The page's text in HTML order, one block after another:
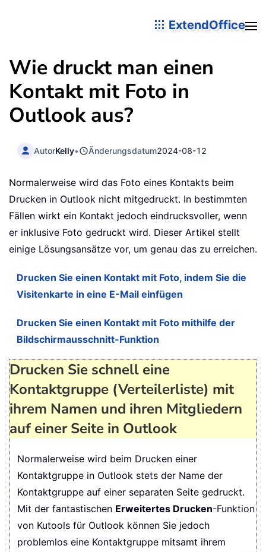
ExtendOffice
Wie druckt man einen
Kontakt mit Foto in
Outlook aus?
AutorKelly• Änderungsdatum2024-08-12
Normalerweise wird das Foto eines Kontakts beim
Drucken in Outlook nicht mitgedruckt. In bestimmten
Fällen wirkt ein Kontakt jedoch eindrucksvoller, wenn
er inklusive Foto gedruckt wird. Dieser Artikel stellt
einige Lösungsansätze vor, um genau das zu erreichen.
Drucken Sie einen Kontakt mit Foto, indem Sie die
Visitenkarte in eine E-Mail einfügen
Drucken Sie einen Kontakt mit Foto mithilfe der
Bildschirmausschnitt-Funktion
Drucken Sie schnell eine
Kontaktgruppe (Verteilerliste) mit
ihrem Namen und ihren Mitgliedern
auf einer Seite in Outlook
Normalerweise wird beim Drucken einer
Kontaktgruppe in Outlook stets der Name der
Kontaktgruppe auf einer separaten Seite gedruckt.
Mit der fantastischen Erweitertes Drucken-Funktion
von Kutools für Outlook können Sie jedoch
problemlos eine Kontaktgruppe mitsamt ihrem